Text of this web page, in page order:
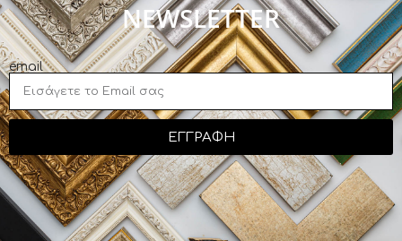
NEWSLETTER
email
ΕΓΓΡΑΦΗ